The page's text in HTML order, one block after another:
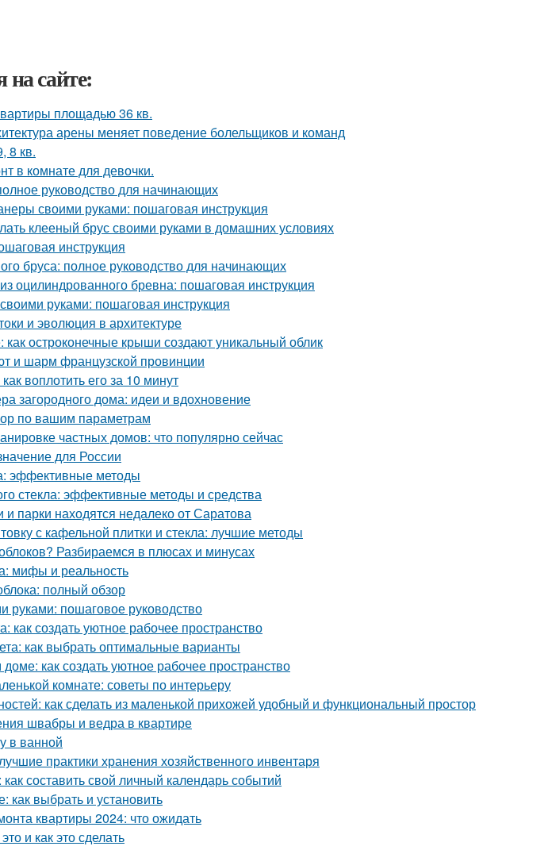
на сайте:
площадью 36 кв.
арены меняет поведение болельщиков и команд
8 кв.
в комнате для девочки.
руководство для начинающих
своими руками: пошаговая инструкция
клееный брус своими руками в домашних условиях
инструкция
бруса: полное руководство для начинающих
оцилиндрованного бревна: пошаговая инструкция
руками: пошаговая инструкция
и эволюция в архитектуре
остроконечные крыши создают уникальный облик
и шарм французской провинции
воплотить его за 10 минут
загородного дома: идеи и вдохновение
по вашим параметрам
частных домов: что популярно сейчас
для России
эффективные методы
стекла: эффективные методы и средства
парки находятся недалеко от Саратова
с кафельной плитки и стекла: лучшие методы
Разбираемся в плюсах и минусах
мифы и реальность
полный обзор
руками: пошаговое руководство
как создать уютное рабочее пространство
как выбрать оптимальные варианты
как создать уютное рабочее пространство
комнате: советы по интерьеру
как сделать из маленькой прихожей удобный и функциональный простор
швабры и ведра в квартире
в ванной
практики хранения хозяйственного инвентаря
составить свой личный календарь событий
выбрать и установить
квартиры 2024: что ожидать
и как это сделать